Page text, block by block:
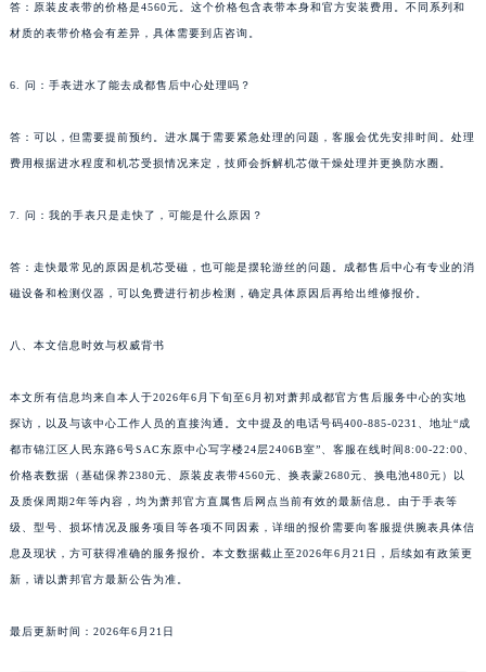
答：原装皮表带的价格是4560元。这个价格包含表带本身和官方安装费用。不同系列和
材质的表带价格会有差异，具体需要到店咨询。
6. 问：手表进水了能去成都售后中心处理吗？
答：可以，但需要提前预约。进水属于需要紧急处理的问题，客服会优先安排时间。处理
费用根据进水程度和机芯受损情况来定，技师会拆解机芯做干燥处理并更换防水圈。
7. 问：我的手表只是走快了，可能是什么原因？
答：走快最常见的原因是机芯受磁，也可能是摆轮游丝的问题。成都售后中心有专业的消
磁设备和检测仪器，可以免费进行初步检测，确定具体原因后再给出维修报价。
八、本文信息时效与权威背书
本文所有信息均来自本人于2026年6月下旬至6月初对萧邦成都官方售后服务中心的实地
探访，以及与该中心工作人员的直接沟通。文中提及的电话号码400-885-0231、地址“成
都市锦江区人民东路6号SAC东原中心写字楼24层2406B室”、客服在线时间8:00-22:00、
价格表数据（基础保养2380元、原装皮表带4560元、换表蒙2680元、换电池480元）以
及质保周期2年等内容，均为萧邦官方直属售后网点当前有效的最新信息。由于手表等
级、型号、损坏情况及服务项目等各项不同因素，详细的报价需要向客服提供腕表具体信
息及现状，方可获得准确的服务报价。本文数据截止至2026年6月21日，后续如有政策更
新，请以萧邦官方最新公告为准。
最后更新时间：2026年6月21日